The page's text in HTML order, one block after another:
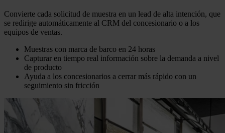
Convierte cada solicitud de muestra en un lead de alta intención, que
se redirige automáticamente al CRM del concesionario o a los
equipos de ventas.
Muestras con marca de barco en 24 horas
Capturar en tiempo real información sobre la demanda a nivel
de producto
Ayuda a los concesionarios a cerrar más rápido con un
seguimiento sin fricción